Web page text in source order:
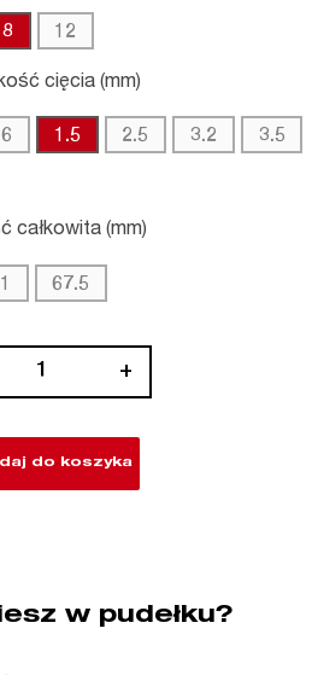
8 12
cięcia (mm)
6 1.5 2.5 3.2 3.5
całkowita (mm)
67.5
+
do koszyka
w pudełku?